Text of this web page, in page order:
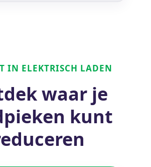
IN ELEKTRISCH LADEN
waar je
kunt